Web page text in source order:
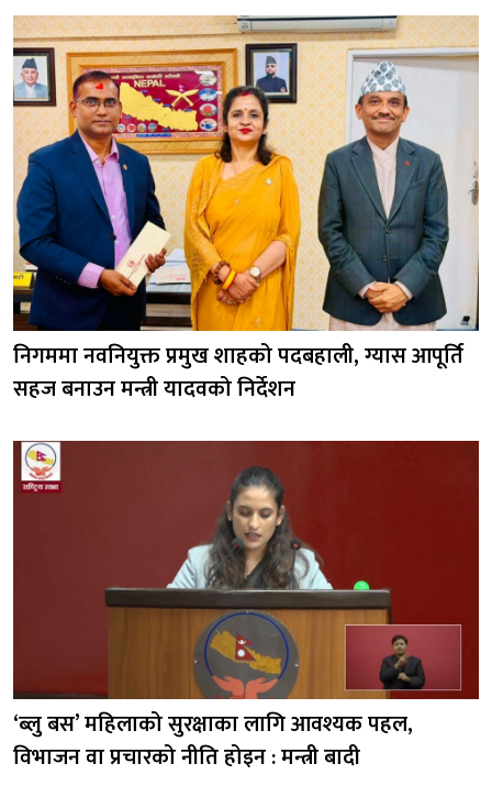
निगममा नवनियुक्त प्रमुख शाहको पदबहाली, ग्यास आपूर्ति
सहज बनाउन मन्त्री यादवको निर्देशन
‘ब्लु बस’ महिलाको सुरक्षाका लागि आवश्यक पहल,
विभाजन वा प्रचारको नीति होइन : मन्त्री बादी